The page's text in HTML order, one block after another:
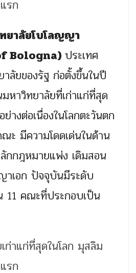
ยาลัยโบโลญญา
Bologna) ประเทศ
ลัยของรัฐ ก่อตั้งขึ้นในปี
หาวิทยาลัยที่เก่าแก่ที่สุด
างต่อเนื่องในโลกตะวันตก
ะ มีความโดดเด่นในด้าน
กกฎหมายแพ่ง เดิมสอน
เอก ปัจจุบันมีระดับ
คณะที่ประกอบเป็น